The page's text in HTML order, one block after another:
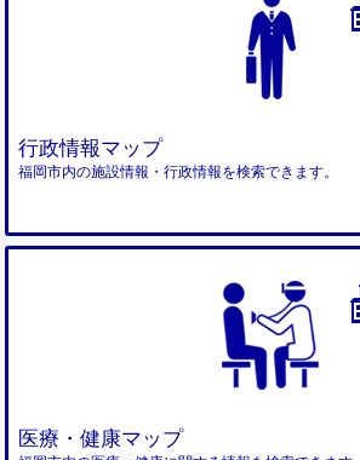
行政情報マップ
福岡市内の施設情報・行政情報を検索できます。
医療・健康マップ